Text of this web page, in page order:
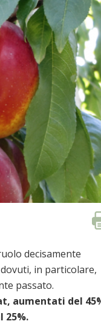
decisamente
in particolare,
passato.
aumentati del
25%.